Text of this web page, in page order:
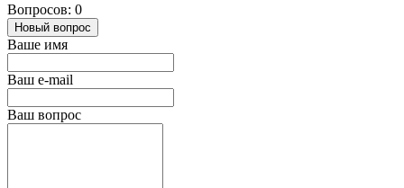
Вопросов: 0
Новый вопрос
Ваше имя
Ваш e-mail
Ваш вопрос